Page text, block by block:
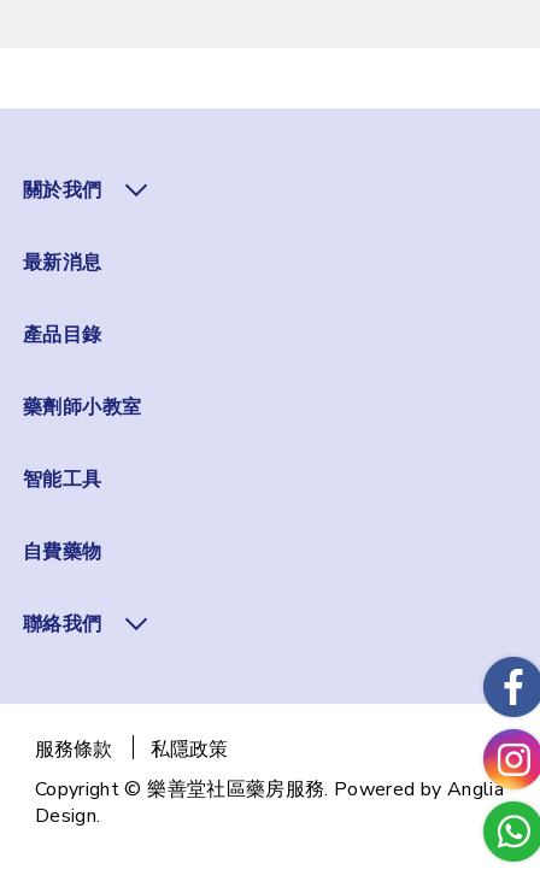
關於我們
最新消息
產品目錄
藥劑師小教室
智能工具
自費藥物
聯絡我們
服務條款
私隱政策
Copyright © 樂善堂社區藥房服務. Powered by Anglia
Design.